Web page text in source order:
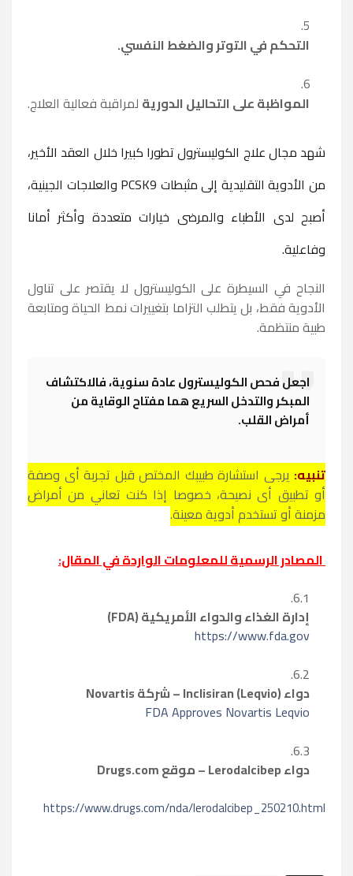
التحكم في التوتر والضغط النفسي.
المواظبة على التحاليل الدورية لمراقبة فعالية العلاج.
شهد مجال علاج الكوليسترول تطورا كبيرا خلال العقد الأخير،
من الأدوية التقليدية إلى مثبطات PCSK9 والعلاجات الجينية،
أصبح لدى الأطباء والمرضى خيارات متعددة وأكثر أمانا
وفاعلية.
النجاح في السيطرة على الكوليسترول لا يقتصر على تناول
الأدوية فقط، بل يتطلب التزاما بتغييرات نمط الحياة ومتابعة
طبية منتظمة.
اجعل فحص الكوليسترول عادة سنوية، فالاكتشاف
المبكر والتدخل السريع هما مفتاح الوقاية من
أمراض القلب.
تنبيه: يرجى استشارة طبيبك المختص قبل تجربة أي وصفة
أو تطبيق أي نصيحة، خصوصا إذا كنت تعاني من أمراض
مزمنة أو تستخدم أدوية معينة.
المصادر الرسمية للمعلومات الواردة في المقال:
إدارة الغذاء والدواء الأمريكية (FDA)
https://www.fda.gov
دواء Inclisiran (Leqvio) – شركة Novartis
FDA Approves Novartis Leqvio
دواء Lerodalcibep – موقع Drugs.com
https://www.drugs.com/nda/lerodalcibep_250210.html